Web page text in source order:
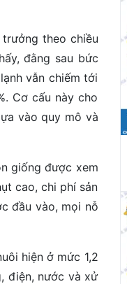
theo chiều
đằng sau bức
vẫn chiếm tới
Cơ cấu này cho
vào quy mô và
giống được xem
cao, chi phí sản
đầu vào, mọi nỗ
hiện ở mức 1,2
điện, nước và xử